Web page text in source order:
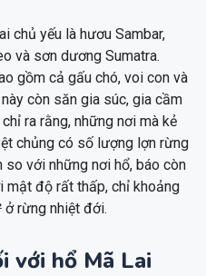
chủ yếu là hươu Sambar,
và sơn dương Sumatra.
gồm cả gấu chó, voi con và
còn săn gia súc, gia cầm
ra rằng, những nơi mà kẻ
chủng có số lượng lợn rừng
với những nơi hổ, báo còn
mật độ rất thấp, chỉ khoảng
ở rừng nhiệt đới.
với hổ Mã Lai